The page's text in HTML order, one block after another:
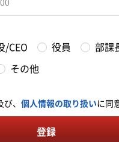
/CEO 役員 部課
その他
び、 個人情報の取り扱いに同
登録